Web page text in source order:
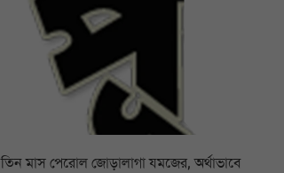
তিন মাস পেরোল জোড়ালাগা যমজের, অর্থাভাবে